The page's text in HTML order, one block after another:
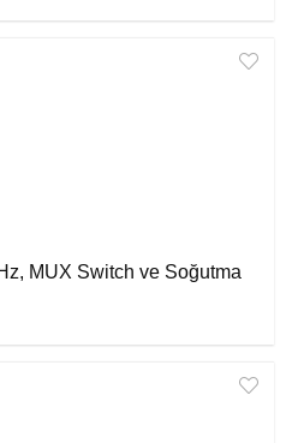
MUX Switch ve Soğutma